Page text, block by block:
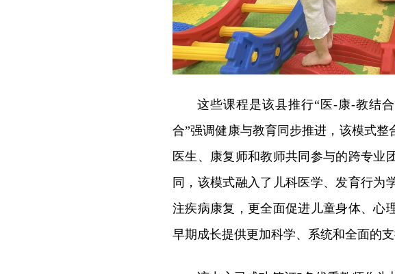
这些课程是该县推行“医-康-教结
合”强调健康与教育同步推进，该模式
医生、康复师和教师共同参与的跨专业
同，该模式融入了儿科医学、发育行为
注疾病康复，更全面促进儿童身体、心
早期成长提供更加科学、系统和全面的支